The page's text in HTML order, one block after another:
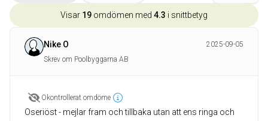
Visar 19 omdömen med 4.3 i snittbetyg
Nike O
2025-09-05
Skrev om Poolbyggarna AB
Okontrollerat omdöme
Oseriöst - mejlar fram och tillbaka utan att ens ringa och